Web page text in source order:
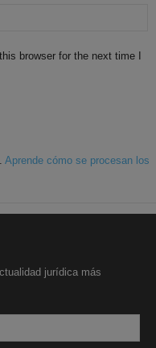
browser for the next time I
Aprende cómo se procesan los
jurídica más